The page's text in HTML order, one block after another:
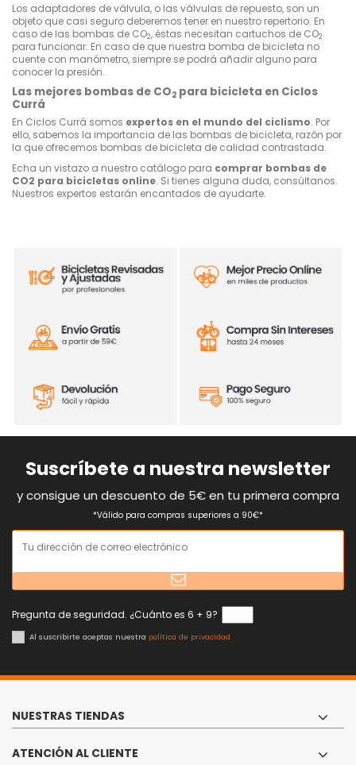
Los adaptadores de válvula, o las válvulas de repuesto, son un
objeto que casi seguro deberemos tener en nuestro repertorio. En
caso de las bombas de CO2, éstas necesitan cartuchos de CO2
para funcionar. En caso de que nuestra bomba de bicicleta no
cuente con manómetro, siempre se podrá añadir alguno para
conocer la presión.
Las mejores bombas de CO2 para bicicleta en Ciclos
Currá
En Ciclos Currá somos expertos en el mundo del ciclismo. Por
ello, sabemos la importancia de las bombas de bicicleta, razón por
la que ofrecemos bombas de bicicleta de calidad contrastada.
Echa un vistazo a nuestro catálogo para comprar bombas de
CO2 para bicicletas online. Si tienes alguna duda, consúltanos.
Nuestros expertos estarán encantados de ayudarte.
Suscríbete a nuestra newsletter
y consigue un descuento de 5€ en tu primera compra
*Válido para compras superiores a 90€*
Pregunta de seguridad. ¿Cuánto es 6 + 9?
Al suscribirte aceptas nuestra política de privacidad
NUESTRAS TIENDAS
ATENCIÓN AL CLIENTE